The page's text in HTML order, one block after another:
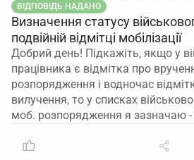
ВІДПОВІДЬ НАДАНО
Визначення статусу
подвійній відмітці мобілізації
Добрий день! Підкажіть, якщо у
працівника є відмітка про
розпорядження і водночас
вилучення, то у списках
моб. розпорядження я зазначаю -